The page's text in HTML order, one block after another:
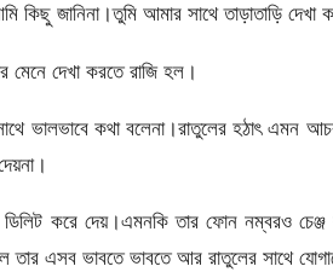
কিছু জানিনা।তুমি আমার সাথে তাড়াতাড়ি
মেনে দেখা করতে রাজি হল।
ভালভাবে কথা বলেনা।রাতুলের হঠাৎ এমন
করে দেয়।এমনকি তার ফোন নম্বরও
তার এসব ভাবতে ভাবতে আর রাতুলের সাথে